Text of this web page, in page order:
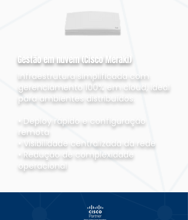
Gestão em nuvem (Cisco Meraki)
Infraestrutura simplificada com
gerenciamento 100% em cloud, ideal
para ambientes distribuídos.
• Deploy rápido e configuração
remota
• Visibilidade centralizada da rede
• Redução de complexidade
operacional